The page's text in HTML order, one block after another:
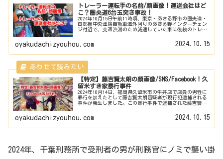
トレーラー運転手の名前/顔画像！運送会社はど
こ？圏央道6台玉突き事故！
2024年10月15日午前11時頃、東京・あきる野市の圏央道・
首都圏中央連絡自動車道外回りのあきる野インターチェン
ジ付近で、交通渋滞のため減速していた車に後続のトレー
oyakudachizyouhou.com 2024.10.15
【特定】藤吉賢太朗の顔画像/SNS/Facebook！久
留米すき家暴行事件
2024年10月14日、福岡県久留米市の牛丼店で店員の男性に
暴行を加えたとして藤吉賢太朗容疑者が現行犯逮捕される
事件が発生しました。この暴行事件で逮捕された藤吉賢太
oyakudachizyouhou.com 2024.10.15
2024年、千葉刑務所で受刑者の男が刑務官にノミで襲い掛